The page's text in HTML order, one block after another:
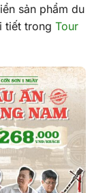
sản phẩm du
tiết trong Tour